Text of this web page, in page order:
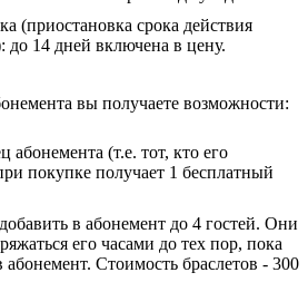
(приостановка срока действия
до 14 дней включена в цену.
вы получаете возможности:
абонемента (т.е. тот, кто его
покупке получает 1 бесплатный
в абонемент до 4 гостей. Они
его часами до тех пор, пока
абонемент. Стоимость браслетов - 300